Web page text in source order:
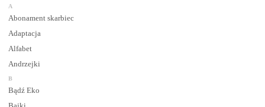
A
Abonament skarbiec
Adaptacja
Alfabet
Andrzejki
B
Bądź Eko